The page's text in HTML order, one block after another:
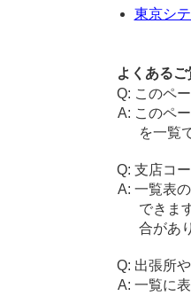
東京シ
よくあるご
このペ
このペ
を一覧
支店コ
一覧表
できま
合があ
出張所
一覧に